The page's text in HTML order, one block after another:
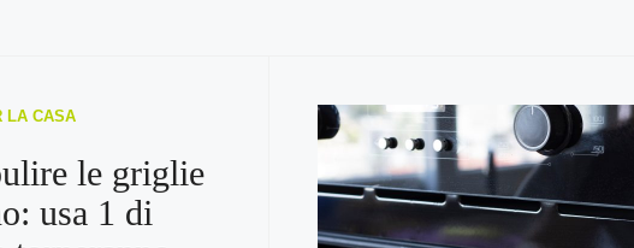
LA CASA
le griglie
usa 1 di